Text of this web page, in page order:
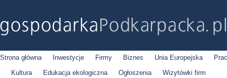
Strona główna Inwestycje Firmy Biznes Unia Europejska
Kultura
Edukacja ekologiczna Ogłoszenia Wizytówki firm